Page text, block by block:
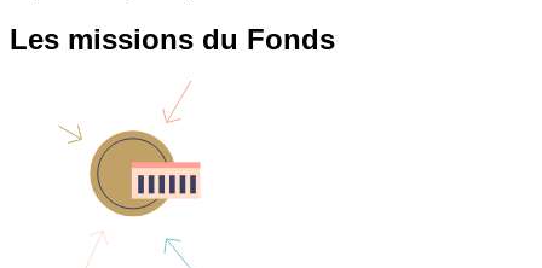
Les missions du Fonds